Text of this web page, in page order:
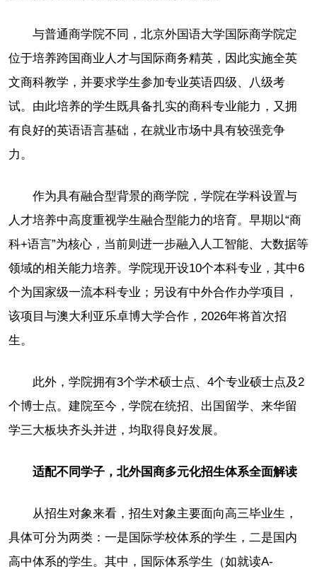
与普通商学院不同，北京外国语大学国际商学院定
位于培养跨国商业人才与国际商务精英，因此实施全英
文商科教学，并要求学生参加专业英语四级、八级考
试。由此培养的学生既具备扎实的商科专业能力，又拥
有良好的英语语言基础，在就业市场中具有较强竞争
力。
作为具有融合型背景的商学院，学院在学科设置与
人才培养中高度重视学生融合型能力的培育。早期以“商
科+语言”为核心，当前则进一步融入人工智能、大数据等
领域的相关能力培养。学院现开设10个本科专业，其中6
个为国家级一流本科专业；另设有中外合作办学项目，
该项目与澳大利亚乐卓博大学合作，2026年将首次招
生。
此外，学院拥有3个学术硕士点、4个专业硕士点及2
个博士点。建院至今，学院在统招、出国留学、来华留
学三大板块齐头并进，均取得良好发展。
适配不同学子，北外国商多元化招生体系全面解读
从招生对象来看，招生对象主要面向高三毕业生，
具体可分为两类：一是国际学校体系的学生，二是国内
高中体系的学生。其中，国际体系学生（如就读A-